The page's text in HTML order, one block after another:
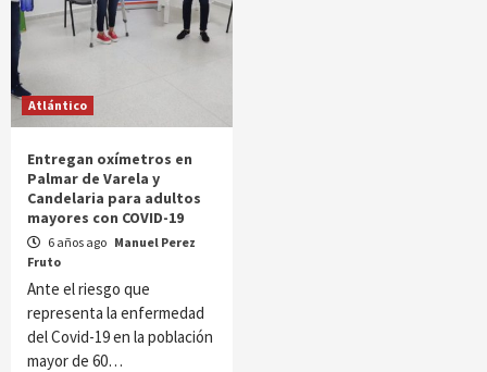
Atlántico
Entregan oxímetros en
Palmar de Varela y
Candelaria para adultos
mayores con COVID-19
6 años ago Manuel Perez
Fruto
Ante el riesgo que
representa la enfermedad
del Covid-19 en la población
mayor de 60…